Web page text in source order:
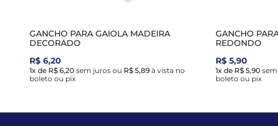
GANCHO PARA GAIOLA MADEIRA
DECORADO
R$ 6,20
1x de R$ 6,20 sem juros ou R$ 5,89 à vista no
boleto ou pix
GANCHO
REDONDO
R$ 5,90
1x de R$ 5,90
boleto ou pix